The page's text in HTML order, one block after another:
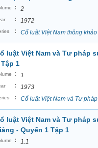
: 2
: 1972
: Cổ luật Việt Nam thông khảo
luật Việt Nam và Tư pháp
Tập 1
: 1
: 1973
: Cổ luật Việt Nam và Tư
luật Việt Nam và Tư pháp
- Quyển 1 Tập 1
: 1.1